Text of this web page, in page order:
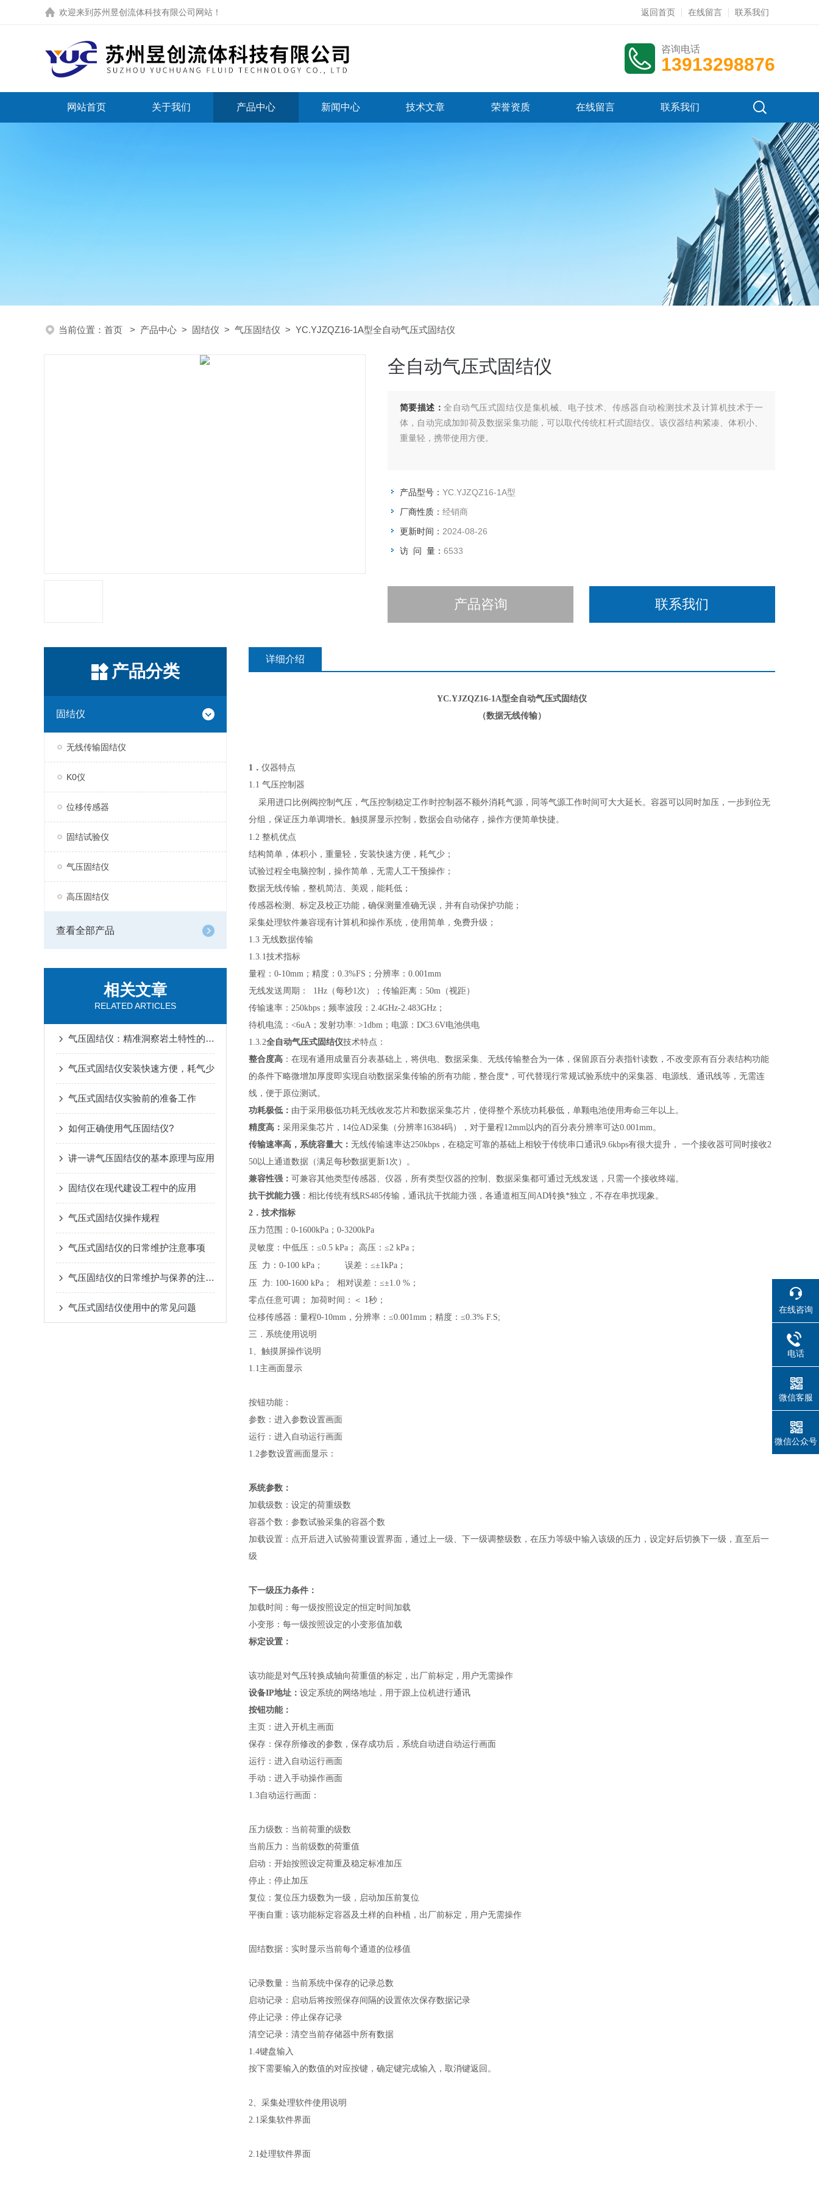
欢迎来到 苏州昱创流体科技有限公司网站 ！ 返回首页 在线留言 联系我们
咨询电话
13913298876
网站首页 关于我们 产品中心 新闻中心 技术文章 荣誉资质 在线留言 联系我们
当前位置： 首页 > 产品中心 > 固结仪 > 气压固结仪 > YC.YJZQZ16-1A型全自动气压式固结仪
全自动气压式固结仪
简要描述： 全自动气压式固结仪是集机械、电子技术、传感器自动检测技术及计算机技术于一
体，自动完成加卸荷及数据采集功能，可以取代传统杠杆式固结仪。该仪器结构紧凑、体积小、
重量轻，携带使用方便。
产品型号： YC.YJZQZ16-1A型
厂商性质： 经销商
更新时间： 2024-08-26
访 问 量： 6533
产品咨询 联系我们
产品分类
固结仪
无线传输固结仪
K0仪
位移传感器
固结试验仪
气压固结仪
高压固结仪
查看全部产品
相关文章
RELATED ARTICLES
气压固结仪：精准洞察岩土特性的核心利器
气压式固结仪安装快速方便，耗气少
气压式固结仪实验前的准备工作
如何正确使用气压固结仪?
讲一讲气压固结仪的基本原理与应用
固结仪在现代建设工程中的应用
气压式固结仪操作规程
气压式固结仪的日常维护注意事项
气压固结仪的日常维护与保养的注意点
气压式固结仪使用中的常见问题
详细介绍
YC.YJZQZ16-1A型全自动气压式固结仪
（数据无线传输）
1 ． 仪器特点
1.1 气压控制器
采用进口比例阀控制气压，气压控制稳定工作时控制器不额外消耗气源，同等气源工作时间可大大延长。容器可以同时加压，一步到位无
分组，保证压力单调增长。触摸屏显示控制 ，数据会自动储存，操作方便简单快捷。
1.2 整机优点
结构简单，体积小，重量轻，安装快速方便，耗气少；
试验过程全电脑控制，操作简单，无需人工干预操作；
数据无线传输，整机简洁、美观，能耗低；
传感器检测、标定及校正功能，确保测量准确无误，并有自动保护功能；
采集处理软件兼容现有计算机和操作系统，使用简单，免费升级；
1.3 无线数据传输
1.3.1技术指标
量程：0-10mm；精度：0.3%FS；分辨率：0.001mm
无线发送周期： 1Hz（每秒1次）；传输距离：50m（视距）
传输速率：250kbps；频率波段：2.4GHz-2.483GHz；
待机电流：<6uA；发射功率: >1dbm；电源：DC3.6V电池供电
1.3.2全自动气压式固结仪技术特点：
整合度高 ：在现有通用成量百分表基础上，将供电、数据采集、无线传输整合为一体，保留原百分表指针读数，不改变原有百分表结构功能
的条件下略微增加厚度即实现自动数据采集传输的所有功能，整合度*，可代替现行常规试验系统中的采集器、电源线、通讯线等，无需连
线，便于原位测试。
功耗极低： 由于采用极低功耗无线收发芯片和数据采集芯片，使得整个系统功耗极低，单颗电池使用寿命三年以上。
精度高： 采用采集芯片，14位AD采集（分辨率16384码），对于量程12mm以内的百分表分辨率可达0.001mm。
传输速率高，系统容量大： 无线传输速率达250kbps，在稳定可靠的基础上相较于传统串口通讯9.6kbps有很大提升， 一个接收器可同时接收2
50以上通道数据（满足每秒数据更新1次）。
兼容性强： 可兼容其他类型传感器、仪器，所有类型仪器的控制、数据采集都可通过无线发送，只需一个接收终端。
抗干扰能力强 ：相比传统有线RS485传输，通讯抗干扰能力强，各通道相互间AD转换*独立，不存在串扰现象。
2 ．技术指标
压力范围：0-1600kPa； 0-3200kPa
灵敏度：中低压：≤0.5 kPa ； 高压：≤2 kPa ；
压
力：0-100 kPa ； 误差：≤±1kPa ；
压
力 : 100-1600 kPa ； 相对误差：≤±1.0 %；
零点任意可调； 加荷时间：＜ 1秒；
位移传感器：量程0-10mm ，分辨率：≤0.001mm；精度：≤0.3% F.S;
三．系统使用说明
1、触摸屏操作说明
1.1主画面显示
按钮功能：
参数：进入参数设置画面
运行：进入自动运行画面
1.2参数设置画面显示：
系统参数：
加载级数：设定的荷重级数
容器个数：参数试验采集的容器个数
加载设置：点开后进入试验荷重设置界面，通过上一级、下一级调整级数，在压力等级中输入该级的压力，设定好后切换下一级，直至后一
级
下一级压力条件：
加载时间：每一级按照设定的恒定时间加载
小变形：每一级按照设定的小变形值加载
标定设置：
该功能是对气压转换成轴向荷重值的标定，出厂前标定，用户无需操作
设备IP地址： 设定系统的网络地址，用于跟上位机进行通讯
按钮功能：
主页：进入开机主画面
保存：保存所修改的参数，保存成功后，系统自动进自动运行画面
运行：进入自动运行画面
手动：进入手动操作画面
1.3自动运行画面：
压力级数：当前荷重的级数
当前压力：当前级数的荷重值
启动：开始按照设定荷重及稳定标准加压
停止：停止加压
复位：复位压力级数为一级，启动加压前复位
平衡自重：该功能标定容器及土样的自种植，出厂前标定，用户无需操作
固结数据：实时显示当前每个通道的位移值
记录数量：当前系统中保存的记录总数
启动记录：启动后将按照保存间隔的设置依次保存数据记录
停止记录：停止保存记录
清空记录：清空当前存储器中所有数据
1.4键盘输入
按下需要输入的数值的对应按键，确定键完成输入，取消键返回。
2、采集处理软件使用说明
2.1采集软件界面
2.1处理软件界面
在线咨询
电话
微信客服
微信公众号